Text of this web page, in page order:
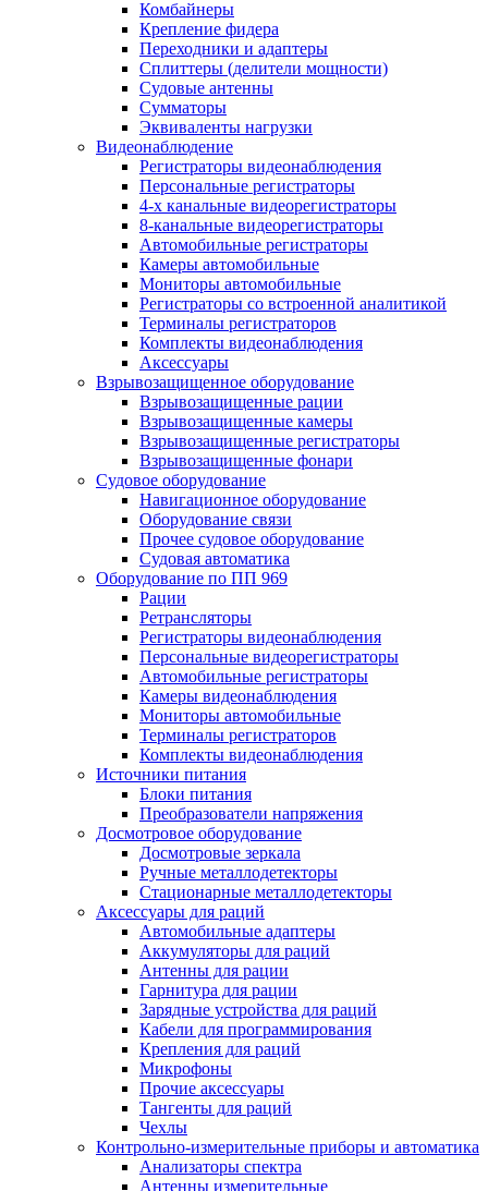
Комбайнеры
Крепление фидера
Переходники и адаптеры
Сплиттеры (делители мощности)
Судовые антенны
Сумматоры
Эквиваленты нагрузки
Видеонаблюдение
Регистраторы видеонаблюдения
Персональные регистраторы
4-х канальные видеорегистраторы
8-канальные видеорегистраторы
Автомобильные регистраторы
Камеры автомобильные
Мониторы автомобильные
Регистраторы со встроенной аналитикой
Терминалы регистраторов
Комплекты видеонаблюдения
Аксессуары
Взрывозащищенное оборудование
Взрывозащищенные рации
Взрывозащищенные камеры
Взрывозащищенные регистраторы
Взрывозащищенные фонари
Судовое оборудование
Навигационное оборудование
Оборудование связи
Прочее судовое оборудование
Судовая автоматика
Оборудование по ПП 969
Рации
Ретрансляторы
Регистраторы видеонаблюдения
Персональные видеорегистраторы
Автомобильные регистраторы
Камеры видеонаблюдения
Мониторы автомобильные
Терминалы регистраторов
Комплекты видеонаблюдения
Источники питания
Блоки питания
Преобразователи напряжения
Досмотровое оборудование
Досмотровые зеркала
Ручные металлодетекторы
Стационарные металлодетекторы
Аксессуары для раций
Автомобильные адаптеры
Аккумуляторы для раций
Антенны для рации
Гарнитура для рации
Зарядные устройства для раций
Кабели для программирования
Крепления для раций
Микрофоны
Прочие аксессуары
Тангенты для раций
Чехлы
Контрольно-измерительные приборы и автоматика
Анализаторы спектра
Антенны измерительные